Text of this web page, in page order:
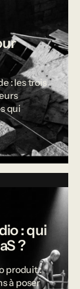
: les trois
qui
: qui
?
produit :
à poser